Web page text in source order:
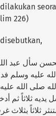
226)
سأل عبد
عليه وسلم
صلى الله
يديه ثلاثاً
ثلاثاً بثلاث